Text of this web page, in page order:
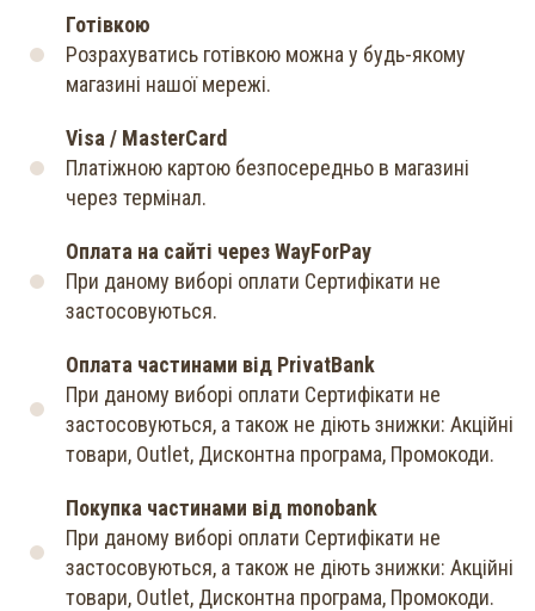
Готівкою
Розрахуватись готівкою можна у будь-якому
магазині нашої мережі.
Visa / MasterCard
Платіжною картою безпосередньо в магазині
через термінал.
Оплата на сайті через WayForPay
При даному виборі оплати Сертифікати не
застосовуються.
Оплата частинами від PrivatBank
При даному виборі оплати Сертифікати не
застосовуються, а також не діють знижки: Акційні
товари, Outlet, Дисконтна програма, Промокоди.
Покупка частинами від monobank
При даному виборі оплати Сертифікати не
застосовуються, а також не діють знижки: Акційні
товари, Outlet, Дисконтна програма, Промокоди.